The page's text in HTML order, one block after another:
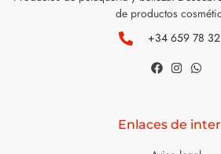
de productos
+34 659 78 32
Enlaces de